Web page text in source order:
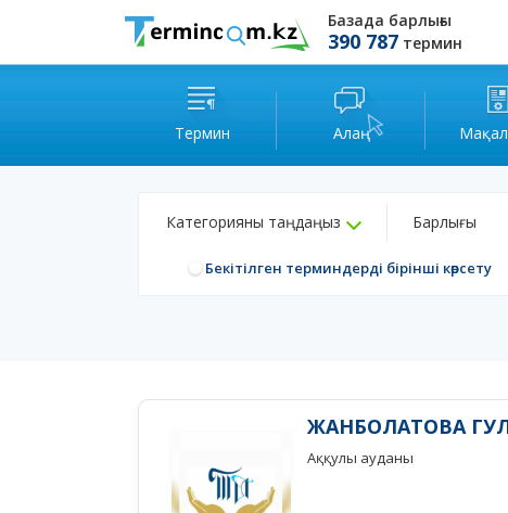
Базада барлығы
390 787 термин
Термин Алаң
Категорияны таңдаңыз Барлығы
Бекітілген терминдерді бірінші көрсету
ЖАНБОЛАТОВА
Аққулы ауданы